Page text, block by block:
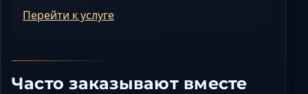
Перейти к услуге
Часто заказывают вместе